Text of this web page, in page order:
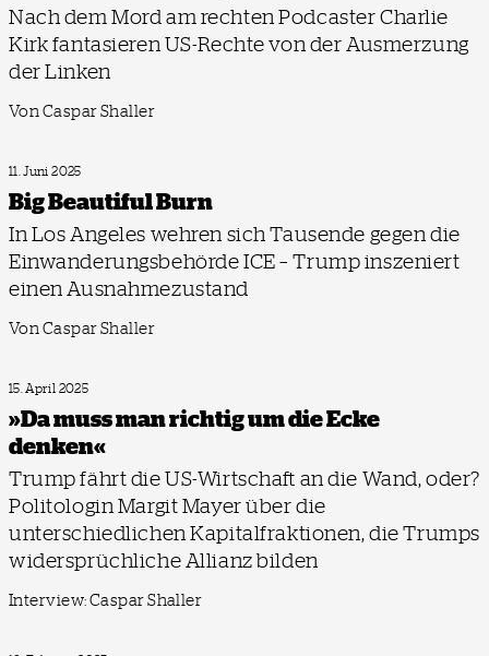
Nach dem Mord am rechten Podcaster Charlie
Kirk fantasieren US-Rechte von der Ausmerzung
der Linken
Von Caspar Shaller
11. Juni 2025
Big Beautiful Burn
In Los Angeles wehren sich Tausende gegen die
Einwanderungsbehörde ICE – Trump inszeniert
einen Ausnahmezustand
Von Caspar Shaller
15. April 2025
»Da muss man richtig um die Ecke
denken«
Trump fährt die US-Wirtschaft an die Wand, oder?
Politologin Margit Mayer über die
unterschiedlichen Kapitalfraktionen, die Trumps
widersprüchliche Allianz bilden
Interview: Caspar Shaller